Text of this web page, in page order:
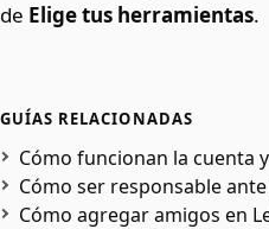
de Elige tus herramientas.
GUÍAS RELACIONADAS
Cómo funcionan la cuenta
Cómo ser responsable
Cómo agregar amigos en